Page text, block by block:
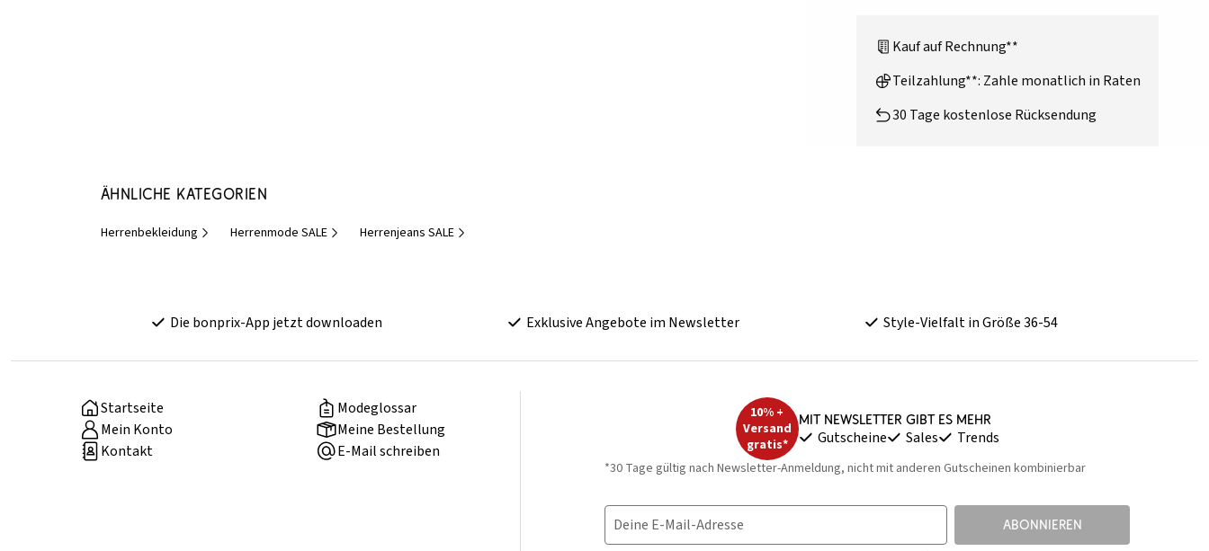
Kauf auf Rechnung**
Teilzahlung**: Zahle monatlich in Raten
30 Tage kostenlose Rücksendung
Ähnliche Kategorien
Herrenbekleidung Herrenmode SALE Herrenjeans SALE
Die bonprix-App jetzt downloaden Exklusive Angebote im Newsletter Style-Vielfalt in Größe 36-54
Startseite
Modeglossar
Mein Konto
Meine Bestellung
Kontakt
E-Mail schreiben
10% +
Versand
gratis*
Mit Newsletter gibt es mehr
Gutscheine Sales Trends
*30 Tage gültig nach Newsletter-Anmeldung, nicht mit anderen Gutscheinen kombinierbar
Deine E-Mail-Adresse ABONNIEREN